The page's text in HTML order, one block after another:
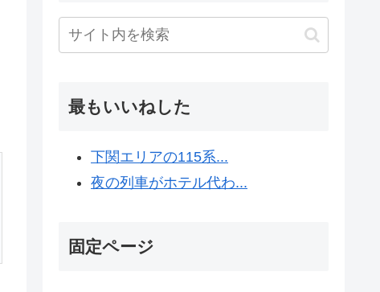
最もいいねした
下関エリアの115系...
夜の列車がホテル代わ...
固定ページ